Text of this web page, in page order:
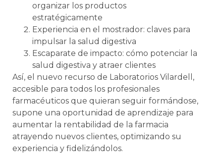
organizar los productos
estratégicamente
Experiencia en el mostrador: claves para
impulsar la salud digestiva
Escaparate de impacto: cómo potenciar la
salud digestiva y atraer clientes
Así, el nuevo recurso de Laboratorios Vilardell,
accesible para todos los profesionales
farmacéuticos que quieran seguir formándose,
supone una oportunidad de aprendizaje para
aumentar la rentabilidad de la farmacia
atrayendo nuevos clientes, optimizando su
experiencia y fidelizándolos.